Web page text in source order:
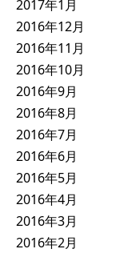
2017年1月
2016年12月
2016年11月
2016年10月
2016年9月
2016年8月
2016年7月
2016年6月
2016年5月
2016年4月
2016年3月
2016年2月